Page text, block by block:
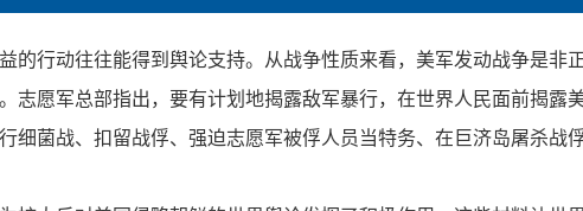
的行动往往能得到舆论支持。从战争性质来看，美军发动战争是
志愿军总部指出，要有计划地揭露敌军暴行，在世界人民面前揭露
细菌战、扣留战俘、强迫志愿军被俘人员当特务、在巨济岛屠杀